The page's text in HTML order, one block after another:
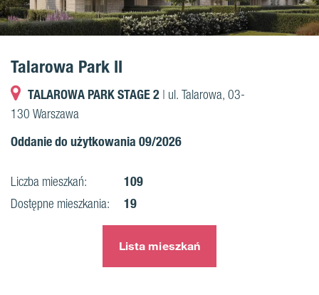
Talarowa Park II
TALAROWA PARK STAGE 2 | ul. Talarowa, 03-
130 Warszawa
Oddanie do użytkowania 09/2026
Liczba mieszkań: 109
Dostępne mieszkania: 19
Lista mieszkań